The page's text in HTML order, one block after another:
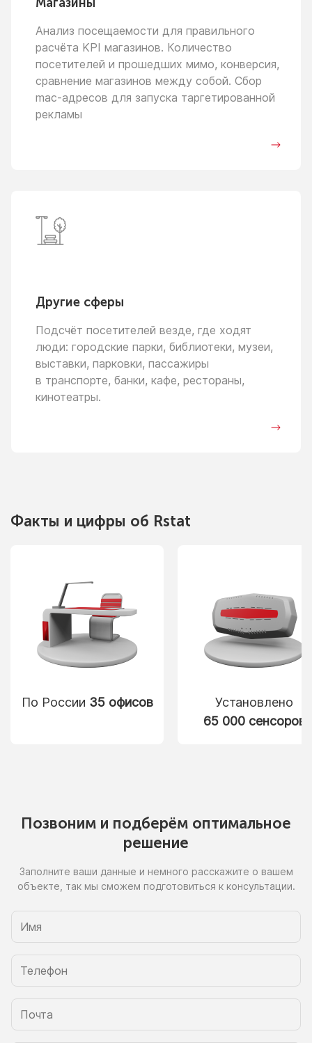
Анализ посещаемости для правильного
расчёта KPI магазинов. Количество
посетителей и прошедших мимо, конверсия,
сравнение магазинов между собой. Сбор
mac-адресов для запуска таргетированной
рекламы
Другие сферы
Подсчёт посетителей везде, где ходят
люди: городские парки, библиотеки, музеи,
выставки, парковки, пассажиры
в транспорте, банки, кафе, рестораны,
кинотеатры.
Факты и цифры об Rstat
По России 35 офисов
Установлено
65 000 сенсоров
Позвоним и подберём оптимальное
решение
Заполните ваши данные и немного расскажите о вашем
объекте, так мы сможем подготовиться к консультации.